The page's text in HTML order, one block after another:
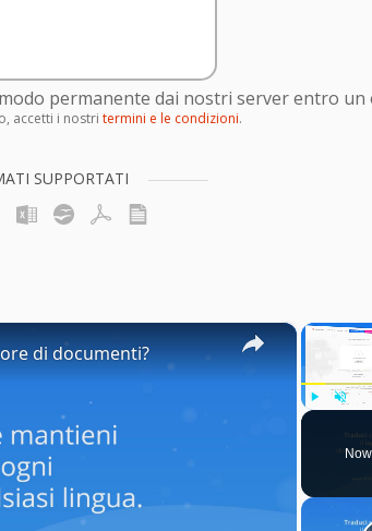
permanente dai nostri server entro un
accetti i nostri termini e le condizioni.
SUPPORTATI
×
di documenti?